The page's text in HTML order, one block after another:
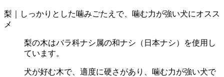
梨｜しっかりとした噛みごたえで、噛む力が強い犬にオスス
メ
梨の木はバラ科ナシ属の和ナシ（日本ナシ）を使用し
ています。
犬が好む木で、適度に硬さがあり、噛む力が強い犬で